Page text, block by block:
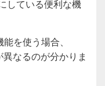
している便利な機
を使う場合、
なるのが分かりま